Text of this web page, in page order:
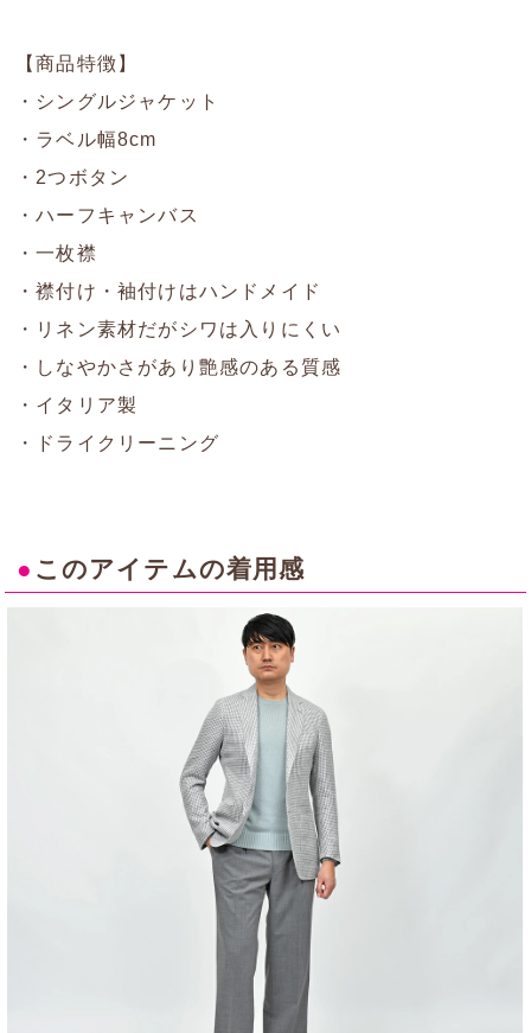
【商品特徴】
・シングルジャケット
・ラベル幅8cm
・2つボタン
・ハーフキャンバス
・一枚襟
・襟付け・袖付けはハンドメイド
・リネン素材だがシワは入りにくい
・しなやかさがあり艶感のある質感
・イタリア製
・ドライクリーニング
● このアイテムの着用感